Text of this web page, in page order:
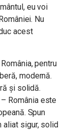
eu voi
Nu
acest
pentru
modernă.
și solidă.
România este
Spun
aliat sigur, solid